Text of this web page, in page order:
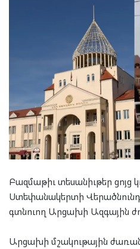
Բազմաթիւ տեսանիւթեր ցոյց
Ստեփանակերտի
գտնուող Արցախի Ազգային
Արցախի մշակութային